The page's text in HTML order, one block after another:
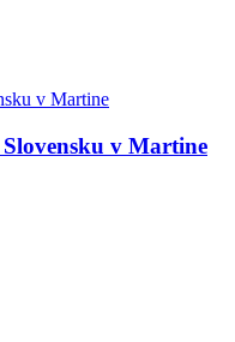
v Martine